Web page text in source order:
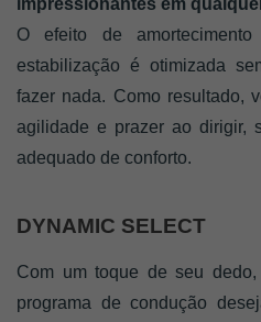
O efeito de
estabilização é otimizada
fazer nada. Como resultado,
agilidade e prazer ao dirigir,
adequado de conforto.
DYNAMIC SELECT
Com um toque de seu
programa de condução